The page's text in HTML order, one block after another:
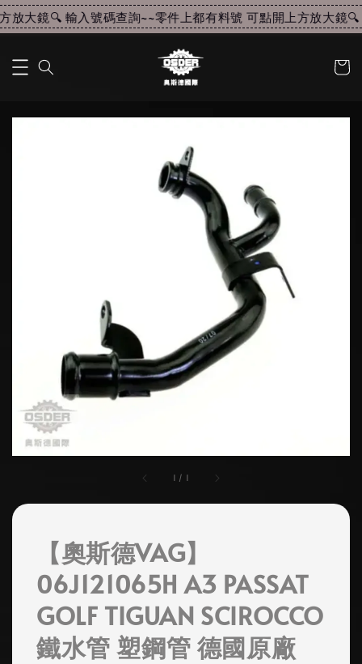
大鏡🔍 輸入號碼查詢~~零件上都有料號 可點開上方放大鏡🔍
1 / 1
【奧斯德VAG】
06J121065H A3 PASSAT
GOLF TIGUAN SCIROCCO
鐵水管 塑鋼管 德國原廠